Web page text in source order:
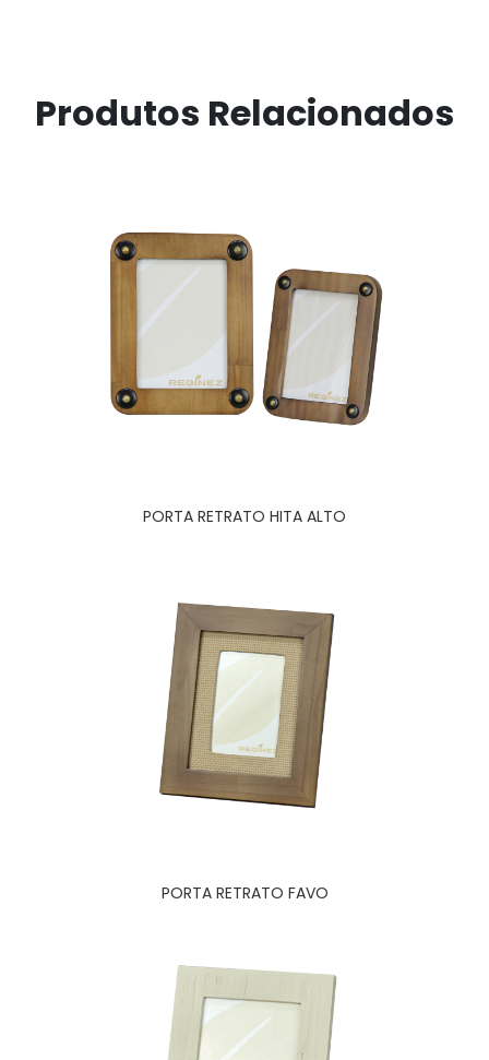
Produtos Relacionados
PORTA RETRATO HITA ALTO
PORTA RETRATO FAVO